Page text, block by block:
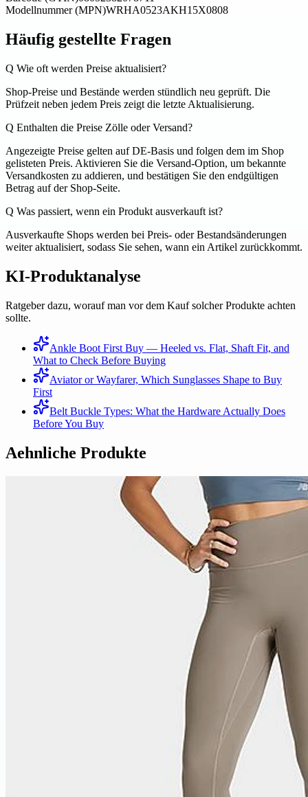
Modellnummer (MPN)WRHA0523AKH15X0808
Häufig gestellte Fragen
Q Wie oft werden Preise aktualisiert?
Shop-Preise und Bestände werden stündlich neu geprüft. Die
Prüfzeit neben jedem Preis zeigt die letzte Aktualisierung.
Q Enthalten die Preise Zölle oder Versand?
Angezeigte Preise gelten auf DE-Basis und folgen dem im Shop
gelisteten Preis. Aktivieren Sie die Versand-Option, um bekannte
Versandkosten zu addieren, und bestätigen Sie den endgültigen
Betrag auf der Shop-Seite.
Q Was passiert, wenn ein Produkt ausverkauft ist?
Ausverkaufte Shops werden bei Preis- oder Bestandsänderungen
weiter aktualisiert, sodass Sie sehen, wann ein Artikel zurückkommt.
KI-Produktanalyse
Ratgeber dazu, worauf man vor dem Kauf solcher Produkte achten
sollte.
Ankle Boot First Buy — Heeled vs. Flat, Shaft Fit, and
What to Check Before Buying
Aviator or Wayfarer, Which Sunglasses Shape to Buy
First
Belt Buckle Types: What the Hardware Actually Does
Before You Buy
Aehnliche Produkte